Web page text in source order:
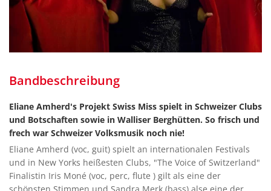
Bandbeschreibung
Eliane Amherd's Projekt Swiss Miss spielt in Schweizer Clubs
und Botschaften sowie in Walliser Berghütten. So frisch und
frech war Schweizer Volksmusik noch nie!
Eliane Amherd (voc, guit) spielt an internationalen Festivals
und in New Yorks heißesten Clubs, "The Voice of Switzerland"
Finalistin Iris Moné (voc, perc, flute ) gilt als eine der